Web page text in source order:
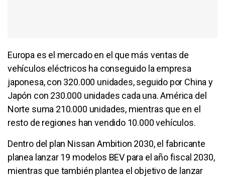
Europa es el mercado en el que más ventas de
vehículos eléctricos ha conseguido la empresa
japonesa, con 320.000 unidades, seguido por China y
Japón con 230.000 unidades cada una. América del
Norte suma 210.000 unidades, mientras que en el
resto de regiones han vendido 10.000 vehículos.
Dentro del plan Nissan Ambition 2030, el fabricante
planea lanzar 19 modelos BEV para el año fiscal 2030,
mientras que también plantea el objetivo de lanzar